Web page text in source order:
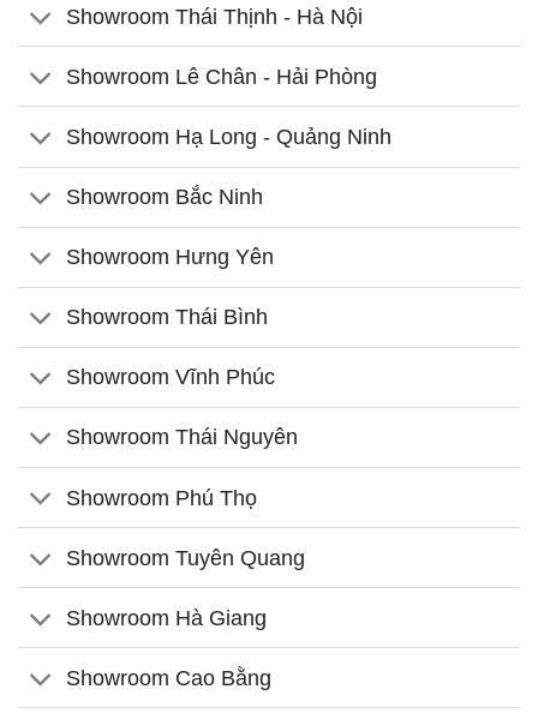
Showroom Thái Thịnh - Hà Nội
Showroom Lê Chân - Hải Phòng
Showroom Hạ Long - Quảng Ninh
Showroom Bắc Ninh
Showroom Hưng Yên
Showroom Thái Bình
Showroom Vĩnh Phúc
Showroom Thái Nguyên
Showroom Phú Thọ
Showroom Tuyên Quang
Showroom Hà Giang
Showroom Cao Bằng